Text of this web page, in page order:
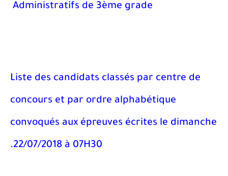
Administratifs de 3ème grade
Liste des candidats classés par centre de
concours et par ordre alphabétique
convoqués aux épreuves écrites le dimanche
22/07/2018 à 07H30.